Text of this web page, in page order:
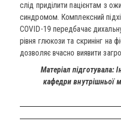
слід приділити пацієнтам з
синдромом. Комплексний
COVID-19 передбачає
рівня глюкози та скринінг на
дозволяє вчасно виявити
Матеріал підготувала:
кафедри внутрішньої